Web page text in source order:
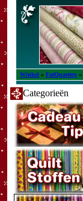
Winkel » FatQuarters »
Categorieën